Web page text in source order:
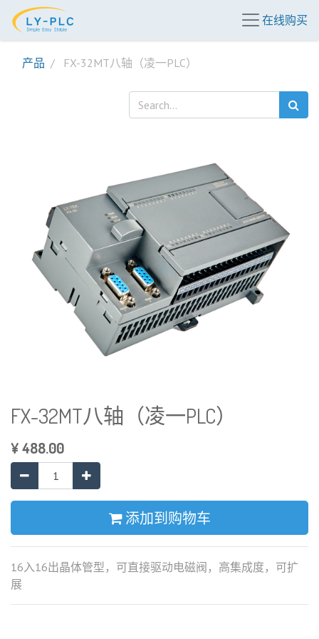
在线购买
产品 FX-32MT八轴（凌一PLC）
FX-32MT八轴（凌一PLC）
¥488.00
添加到购物车
16入16出晶体管型，可直接驱动电磁阀，高集成度，可扩
展